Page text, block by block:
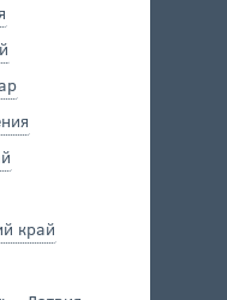
край